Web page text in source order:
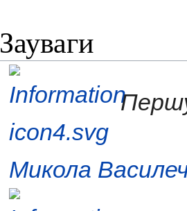
Зауваги
Першу
Микола